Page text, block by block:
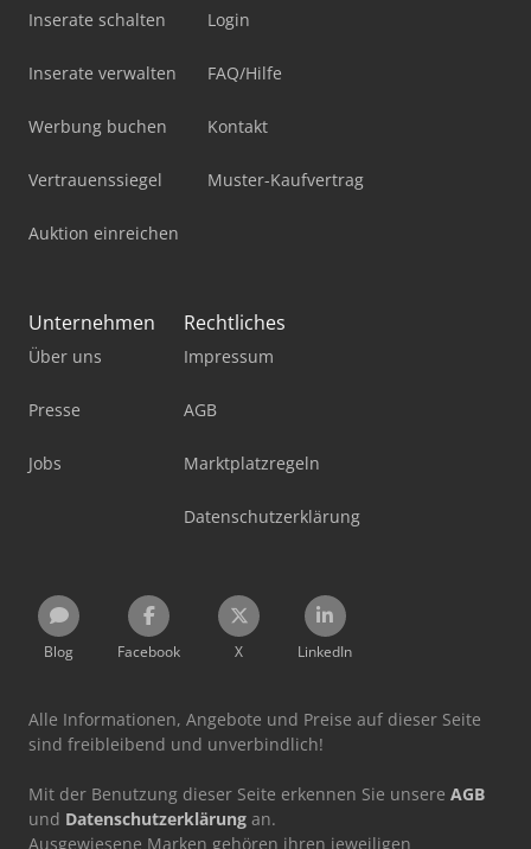
Inserate schalten
Inserate verwalten
Werbung buchen
Vertrauenssiegel
Auktion einreichen
Login
FAQ/Hilfe
Kontakt
Muster-Kaufvertrag
Unternehmen
Über uns
Presse
Jobs
Rechtliches
Impressum
AGB
Marktplatzregeln
Datenschutzerklärung
Blog Facebook X LinkedIn
Alle Informationen, Angebote und Preise auf dieser Seite
sind freibleibend und unverbindlich!
Mit der Benutzung dieser Seite erkennen Sie unsere AGB
und Datenschutzerklärung an.
Ausgewiesene Marken gehören ihren jeweiligen